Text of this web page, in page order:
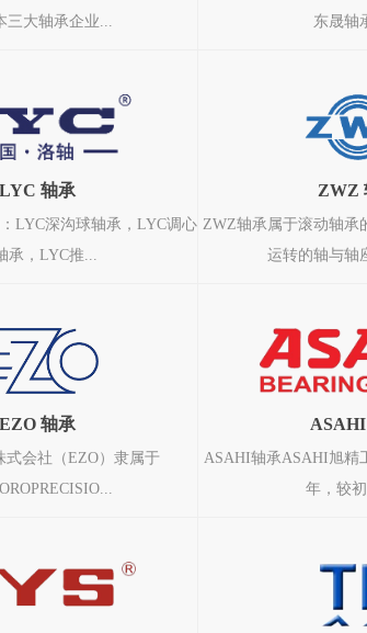
三大轴承企业...
东晟轴
LYC 轴承
LYC深沟球轴承，LYC调心
承，LYC推...
ZWZ
ZWZ轴承属于滚动轴承
运转的轴与轴
EZO 轴承
式会社（EZO）隶属于
ASAHI轴承ASAHI旭精
年，较